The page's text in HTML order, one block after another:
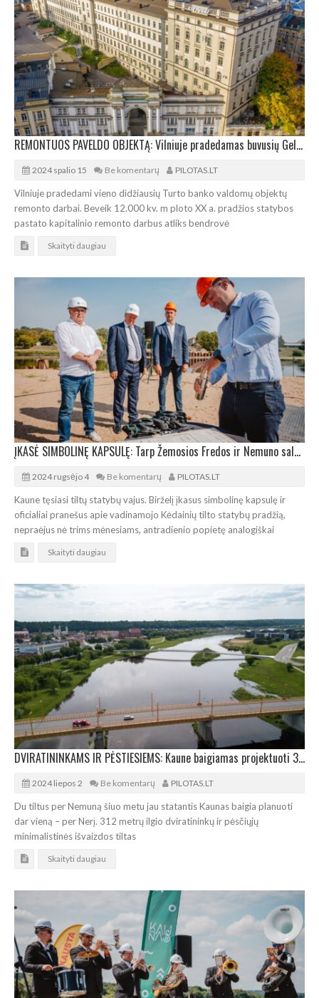
REMONTUOS PAVELDO OBJEKTĄ: Vilniuje pradedamas buvusių Geležinkelio direkcijos rūmų remontas
2024 spalio 15 Be komentarų PILOTAS.LT
Vilniuje pradedami vieno didžiausių Turto banko valdomų objektų
remonto darbai. Beveik 12.000 kv. m ploto XX a. pradžios statybos
pastato kapitalinio remonto darbus atliks bendrovė
Skaityti daugiau
ĮKASĖ SIMBOLINĘ KAPSULĘ: Tarp Žemosios Fredos ir Nemuno salos statomas 258 m ilgio tiltas
2024 rugsėjo 4 Be komentarų PILOTAS.LT
Kaune tęsiasi tiltų statybų vajus. Birželį įkasus simbolinę kapsulę ir
oficialiai pranešus apie vadinamojo Kėdainių tilto statybų pradžią,
nepraėjus nė trims mėnesiams, antradienio popietę analogiškai
Skaityti daugiau
DVIRATININKAMS IR PĖSTIESIEMS: Kaune baigiamas projektuoti 312 metrų tiltas per Nerį
2024 liepos 2 Be komentarų PILOTAS.LT
Du tiltus per Nemuną šiuo metu jau statantis Kaunas baigia planuoti
dar vieną – per Nerį. 312 metrų ilgio dviratininkų ir pėsčiųjų
minimalistinės išvaizdos tiltas
Skaityti daugiau